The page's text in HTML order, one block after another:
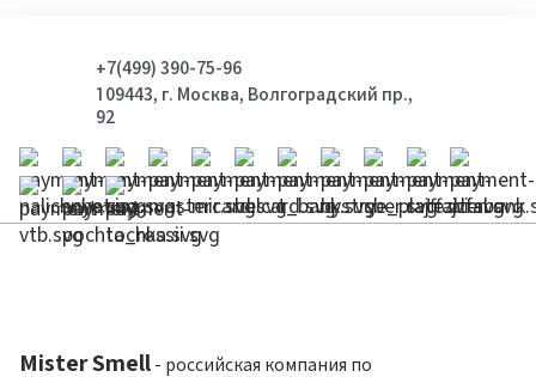
+7(499) 390-75-96
109443, г. Москва, Волгоградский пр.,
92
Mister Smell - российская компания по